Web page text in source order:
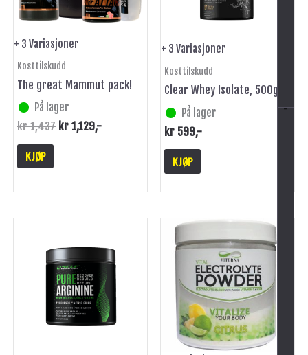
-
+ 3 Variasjoner
Kosttilskudd
The great Mammut pack!
På lager
kr1,437 kr1,129,-
KJØP
kan
velges
på
produktsiden
+ 3 Variasjoner
Kosttilskudd
Clear Whey Isolate, 500g
På lager
kr 599,-
KJØP
kan
velges
på
produktsiden
Dette
produktet
har
flere
varianter.
Alternativene
kan
velges